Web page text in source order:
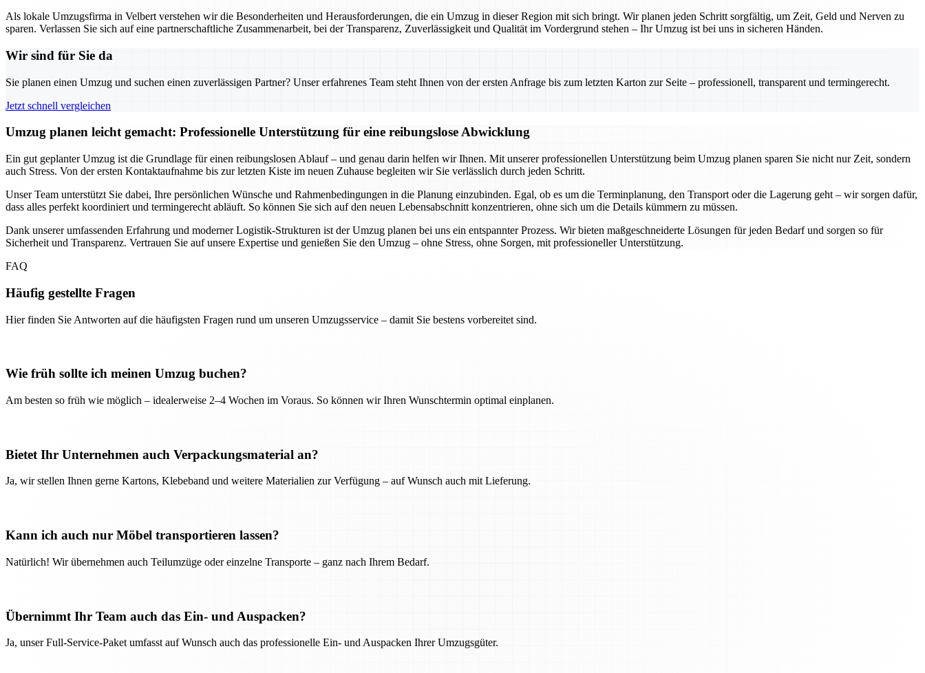
Als lokale Umzugsfirma in Velbert verstehen wir die Besonderheiten und Herausforderungen, die ein Umzug in dieser Region mit sich bringt. Wir planen jeden Schritt sorgfältig, um Zeit, Geld und Nerven zu
sparen. Verlassen Sie sich auf eine partnerschaftliche Zusammenarbeit, bei der Transparenz, Zuverlässigkeit und Qualität im Vordergrund stehen – Ihr Umzug ist bei uns in sicheren Händen.
Wir sind für Sie da
Sie planen einen Umzug und suchen einen zuverlässigen Partner? Unser erfahrenes Team steht Ihnen von der ersten Anfrage bis zum letzten Karton zur Seite – professionell, transparent und termingerecht.
Jetzt schnell vergleichen
Umzug planen leicht gemacht: Professionelle Unterstützung für eine reibungslose Abwicklung
Ein gut geplanter Umzug ist die Grundlage für einen reibungslosen Ablauf – und genau darin helfen wir Ihnen. Mit unserer professionellen Unterstützung beim Umzug planen sparen Sie nicht nur Zeit, sondern
auch Stress. Von der ersten Kontaktaufnahme bis zur letzten Kiste im neuen Zuhause begleiten wir Sie verlässlich durch jeden Schritt.
Unser Team unterstützt Sie dabei, Ihre persönlichen Wünsche und Rahmenbedingungen in die Planung einzubinden. Egal, ob es um die Terminplanung, den Transport oder die Lagerung geht – wir sorgen dafür,
dass alles perfekt koordiniert und termingerecht abläuft. So können Sie sich auf den neuen Lebensabschnitt konzentrieren, ohne sich um die Details kümmern zu müssen.
Dank unserer umfassenden Erfahrung und moderner Logistik-Strukturen ist der Umzug planen bei uns ein entspannter Prozess. Wir bieten maßgeschneiderte Lösungen für jeden Bedarf und sorgen so für
Sicherheit und Transparenz. Vertrauen Sie auf unsere Expertise und genießen Sie den Umzug – ohne Stress, ohne Sorgen, mit professioneller Unterstützung.
FAQ
Häufig gestellte Fragen
Hier finden Sie Antworten auf die häufigsten Fragen rund um unseren Umzugsservice – damit Sie bestens vorbereitet sind.
Wie früh sollte ich meinen Umzug buchen?
Am besten so früh wie möglich – idealerweise 2–4 Wochen im Voraus. So können wir Ihren Wunschtermin optimal einplanen.
Bietet Ihr Unternehmen auch Verpackungsmaterial an?
Ja, wir stellen Ihnen gerne Kartons, Klebeband und weitere Materialien zur Verfügung – auf Wunsch auch mit Lieferung.
Kann ich auch nur Möbel transportieren lassen?
Natürlich! Wir übernehmen auch Teilumzüge oder einzelne Transporte – ganz nach Ihrem Bedarf.
Übernimmt Ihr Team auch das Ein- und Auspacken?
Ja, unser Full-Service-Paket umfasst auf Wunsch auch das professionelle Ein- und Auspacken Ihrer Umzugsgüter.